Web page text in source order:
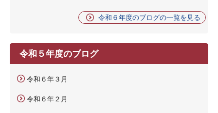
令和６年度のブログの一覧を見る
令和５年度のブログ
令和６年３月
令和６年２月